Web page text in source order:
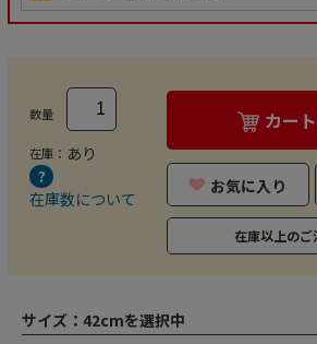
数量
在庫： あり
在庫数について
カー
お気に入り
在庫以上の
サイズ： 42cmを選択中